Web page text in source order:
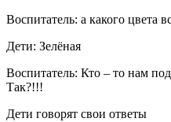
Воспитатель: а какого цвета
Дети: Зелёная
Воспитатель: Кто – то нам
Так?!!!
Дети говорят свои ответы